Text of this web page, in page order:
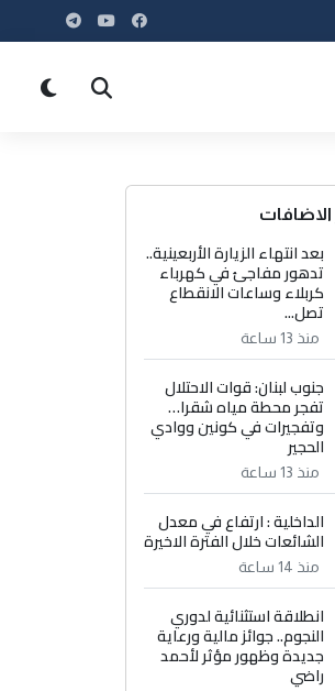
الاضافات
بعد انتهاء الزيارة الأربعينية..
تدهور مفاجئ في كهرباء
كربلاء وساعات الانقطاع
تصل...
منذ 13 ساعة
جنوب لبنان: قوات الاحتلال
تفجر محطة مياه شقرا…
وتفجيرات في كونين ووادي
الحجير
منذ 13 ساعة
الداخلية : ارتفاع في معدل
الشائعات خلال الفترة الاخيرة
منذ 14 ساعة
انطلاقة استثنائية لدوري
النجوم.. جوائز مالية ورعاية
جديدة وظهور مؤثر لأحمد
راضي